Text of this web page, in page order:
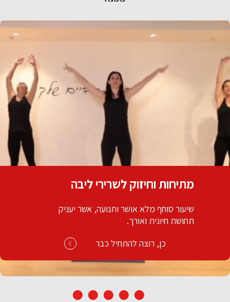
בטן 360
השיעור שמכין אתכם לביקיני. אתגר ה- הבטן
360 שיעור שמוקדש כולו להצרת היקפים ובטן
כן, רוצה להתחיל כבר